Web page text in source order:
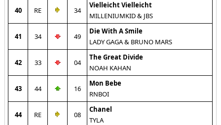
40 RE 34
Vielleicht Vielleicht
MILLENIUMKID & JBS
41 34 49
Die With A Smile
LADY GAGA & BRUNO MARS
42 33 04
The Great Divide
NOAH KAHAN
43 44 16
Mon Bebe
RNBOI
44 RE 08
Chanel
TYLA